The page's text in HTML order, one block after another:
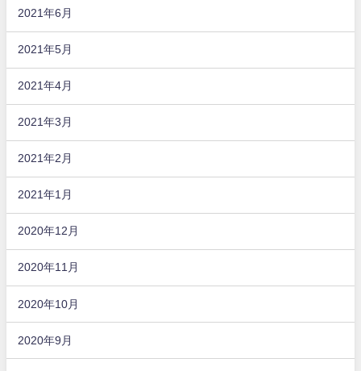
2021年6月
2021年5月
2021年4月
2021年3月
2021年2月
2021年1月
2020年12月
2020年11月
2020年10月
2020年9月